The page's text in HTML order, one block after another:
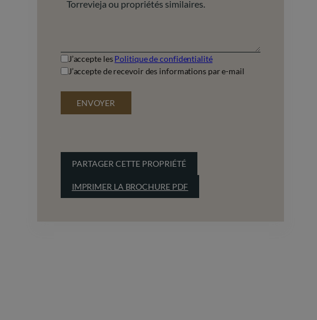
J’accepte lesPolitique de confidentialité
J’accepte de recevoir des informations par e-mail
ENVOYER
PARTAGER CETTE PROPRIÉTÉ
IMPRIMER LA BROCHURE PDF